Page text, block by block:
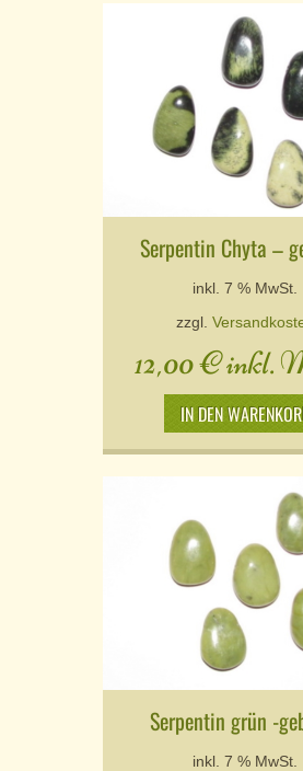
Serpentin Chyta –
inkl. 7 % MwSt.
zzgl.
12,00€inkl.
IN DEN
Serpentin grün -
inkl. 7 % MwSt.